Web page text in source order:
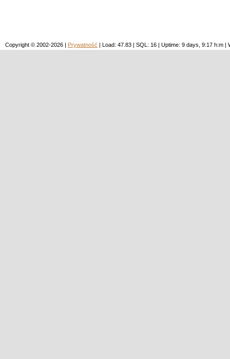
Copyright © 2002-2026 | Prywatność | Load: 47.83 | SQL: 16 | Uptime: 9 days, 9:17 h:m